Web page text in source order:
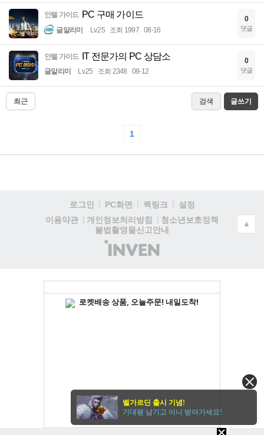
인텔 가이드 PC 구매 가이드
글알리미 Lv.25 조회 1997 08-16
0
댓글
인텔 가이드 IT 전문가의 PC 상담소
글알리미 Lv.25 조회 2348 08-12
0
댓글
최근 검색 글쓰기
1
로그인 PC화면 퀵링크
설정
이용약관
개인정보처리방침
청소년보호정책
불법촬영물신고안내
(주)
인
▲
벨가르딘 출시 기념!
기대평 남기고 이니 받아가세요!